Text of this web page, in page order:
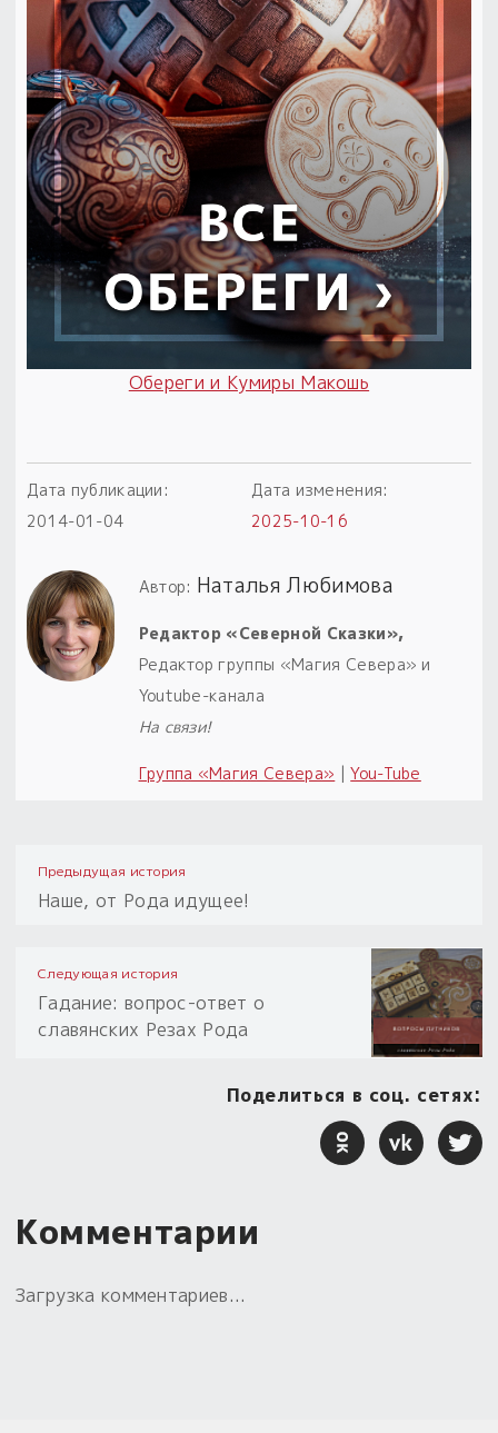
Обереги и Кумиры Макошь
Дата публикации:
2014-01-04
Дата изменения:
2025-10-16
Автор: Наталья Любимова
Редактор «Северной Сказки»,
Редактор группы «Магия Севера» и
Youtube-канала
На связи!
Группа «Магия Севера» |You-Tube
Предыдущая история
Наше, от Рода идущее!
Следующая история
Гадание: вопрос-ответ о
славянских Резах Рода
Поделиться в соц. сетях:
Комментарии
Загрузка комментариев...